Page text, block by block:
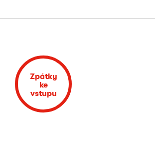
Zpátky
ke
vstupu